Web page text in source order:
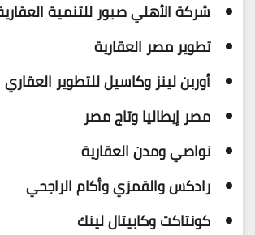
شركة الأهلي صبور للتنمية
تطوير مصر العقارية
أوربن لينز وكاسيل للتطوير العقاري
مصر إيطاليا وتاج مصر
نواصي ومدن العقارية
رادكس والقمزي وأكام الراجحي
كونتاكت وكابيتال لينك